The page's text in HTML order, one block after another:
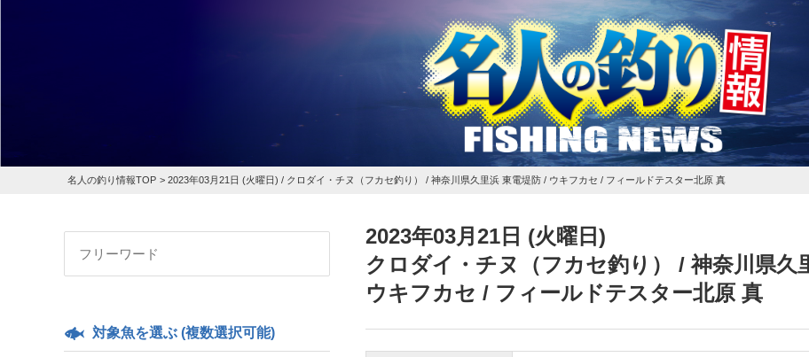
名人の釣り情報TOP > 2023年03月21日 (火曜日) / クロダイ・チヌ（フカセ釣り） / 神奈川県久里浜 東電堤防 / ウキフカセ / フィールドテスター北原 真
対象魚を選ぶ (複数選択可能)
2023年03月21日 (火曜日)
クロダイ・チヌ（フカセ釣り）
/ 神奈川県久
ウキフカセ / フィールドテスター北原 真